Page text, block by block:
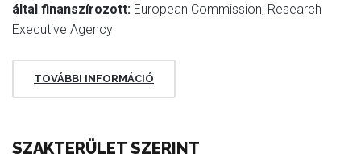
által finanszírozott: European Commission, Research
Executive Agency
TOVÁBBI INFORMÁCIÓ
SZAKTERÜLET SZERINT